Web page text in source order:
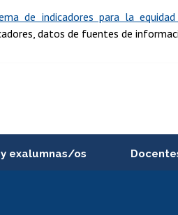
de indicadores para la
datos de fuentes de
exalumnas/os